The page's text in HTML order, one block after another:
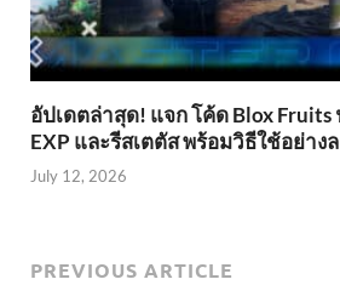
อัปเดตล่าสุด! แจก โค้ด Blox
EXP และรีสเตตัส พร้อมวิธีใช้อย่าง
July 12, 2026
PREVIOUS ARTICLE